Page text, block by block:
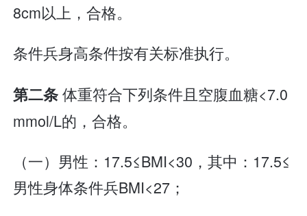
8cm以上，合格。
条件兵身高条件按有关标准执行。
第二条体重符合下列条件且空腹血糖<7.0
mmol/L的，合格。
（一）男性：17.5≤BMI<30，其中：17.5≤
男性身体条件兵BMI<27；